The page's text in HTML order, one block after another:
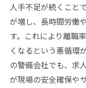
人手不足が続くこと
が増し、長時間労働
す。これにより離職
くなるという悪循環
の警備会社でも、求
が現場の安全確保や